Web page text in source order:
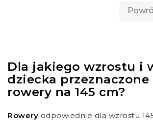
Dla jakiego wzrostu i
dziecka przeznaczone
rowery na 145 cm?
Rowery odpowiednie dla wzrostu